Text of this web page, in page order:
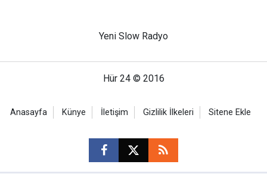
Yeni Slow Radyo
Hür 24 © 2016
Anasayfa Künye İletişim Gizlilik İlkeleri Sitene Ekle